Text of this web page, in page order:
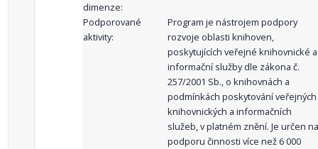
dimenze:
Podporované
aktivity:
Program je nástrojem podpory
rozvoje oblasti knihoven,
poskytujících veřejné knihovnické a
informační služby dle zákona č.
257/2001 Sb., o knihovnách a
podmínkách poskytování veřejných
knihovnických a informačních
služeb, v platném znění. Je určen na
podporu činnosti více než 6 000